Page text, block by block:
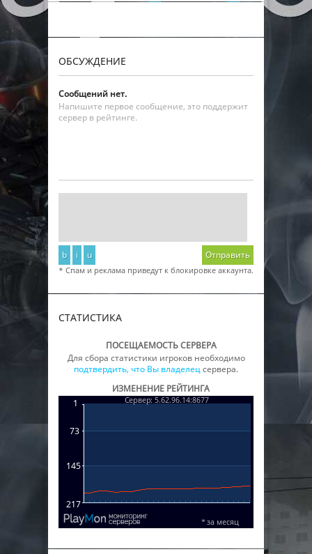
ОБСУЖДЕНИЕ
Сообщений нет.
Напишите первое сообщение, это поддержит
сервер в рейтинге.
b i u Отправить
* Спам и реклама приведут к блокировке аккаунта.
СТАТИСТИКА
ПОСЕЩАЕМОСТЬ СЕРВЕРА
Для сбора статистики игроков необходимо
подтвердить, что Вы владелецсервера.
ИЗМЕНЕНИЕ РЕЙТИНГА